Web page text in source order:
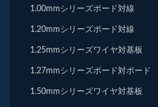
1.00mmシリーズボード対線
1.20mmシリーズボード対線
1.25mmシリーズワイヤ対基板
1.27mmシリーズボード対ボード
1.50mmシリーズワイヤ対基板